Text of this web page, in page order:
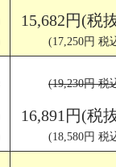
15,682円(税
(17,250円 税
(19,230円 税
16,891円(税
(18,580円 税